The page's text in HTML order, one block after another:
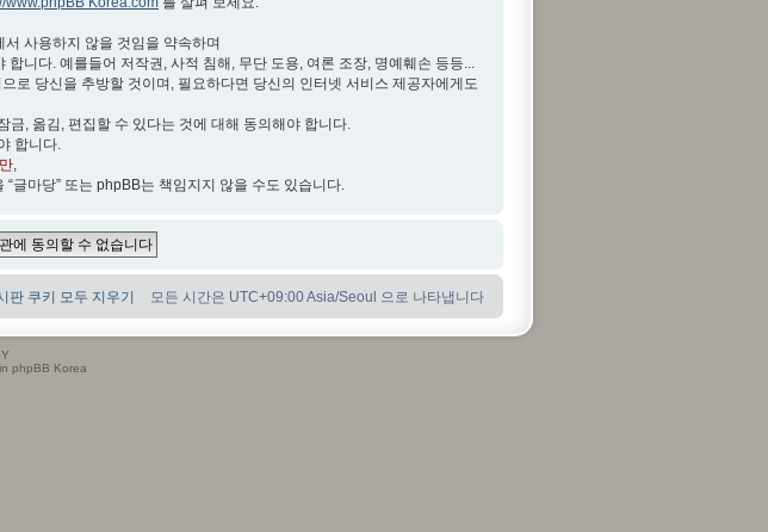
사용하지 않을 것임을 약속하며
니다. 예를들어 저작권, 사적 침해, 무단 도용, 여론 조장, 명예훼손 등등...
로 당신을 추방할 것이며, 필요하다면 당신의 인터넷 서비스 제공자에게도
금, 옮김, 편집할 수 있다는 것에 대해 동의해야 합니다.
합니다.
,
글마당” 또는 phpBB는 책임지지 않을 수도 있습니다.
모든 시간은 UTC+09:00 Asia/Seoul 으로 나타냅니다
판 쿠키 모두 지우기
phpBB Korea